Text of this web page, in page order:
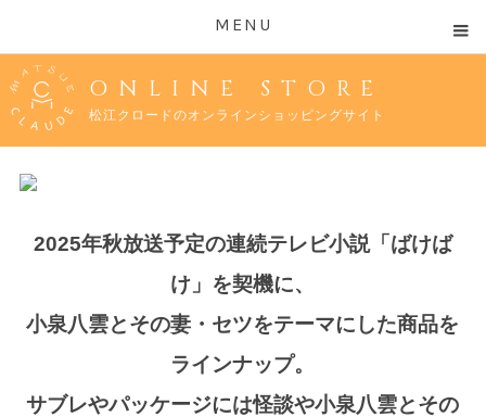
MENU
ONLINE STORE
松江クロードのオンラインショッピングサイト
2025年秋放送予定の連続テレビ小説「ばけば
け」を契機に、
小泉八雲とその妻・セツをテーマにした商品を
ラインナップ。
サブレやパッケージには怪談や小泉八雲とその